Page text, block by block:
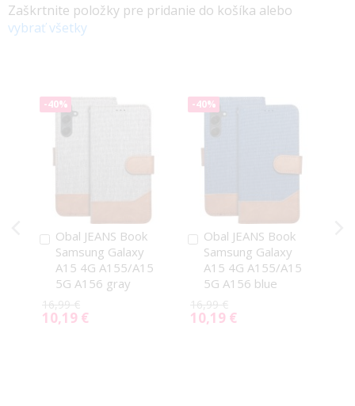
Zaškrtnite položky pre pridanie do košíka alebo
vybrať všetky
-40%
Obal JEANS Book
Samsung Galaxy
A15 4G A155/A15
5G A156 gray
16,99 €
Special
10,19 €
Pridať
do
košíka
-40%
Obal JEANS Book
Samsung Galaxy
A15 4G A155/A15
5G A156 blue
16,99 €
Special
10,19 €
Pridať
do
košíka